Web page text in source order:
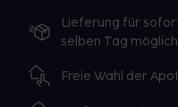
Lieferung für
selben Tag möglich
Freie Wahl der